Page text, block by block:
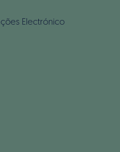
Electrónico